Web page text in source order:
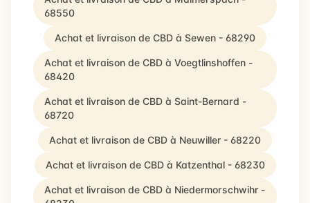
68550
Achat et livraison de CBD à Sewen - 68290
Achat et livraison de CBD à Voegtlinshoffen -
68420
Achat et livraison de CBD à Saint-Bernard -
68720
Achat et livraison de CBD à Neuwiller - 68220
Achat et livraison de CBD à Katzenthal - 68230
Achat et livraison de CBD à Niedermorschwihr -